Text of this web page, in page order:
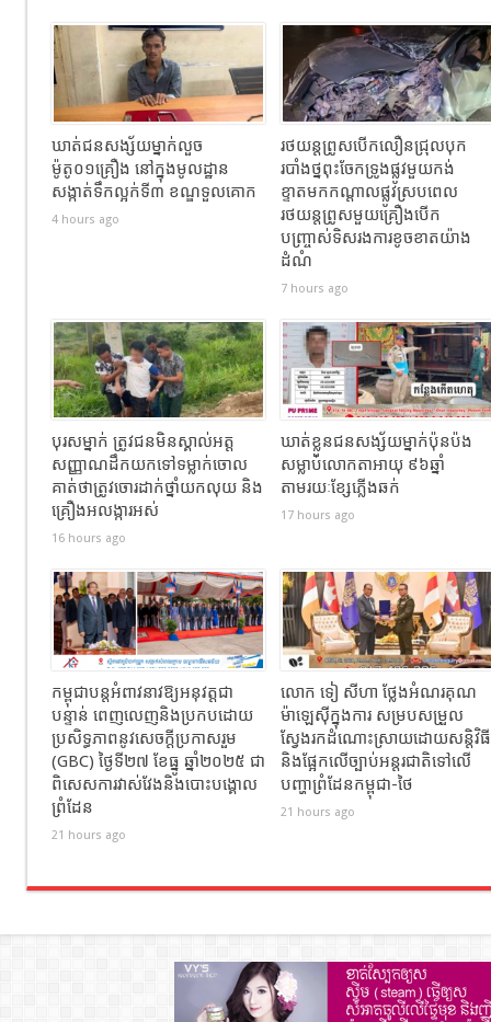
ឃាត់ជនសង្ស័យម្នាក់លួច
ម៉ូតូ០១គ្រឿង នៅក្នុងមូលដ្ឋាន
សង្កាត់ទឹកល្អក់ទី៣ ខណ្ឌទួលគោក
4 hours ago
រថយន្តព្រូសបើកលឿនជ្រុលបុក
របាំងថ្នពុះចែកទ្រូងផ្លូវមួយកង់
ខ្ទាតមកកណ្តាលផ្លូវស្របពេល
រថយន្តព្រូសមួយគ្រឿងបើក
បញ្ច្រាស់ទិសរងការខូចខាតយ៉ាង
ដំណំ
7 hours ago
បុរសម្នាក់ ត្រូវជនមិនស្គាល់អត្ត
សញ្ញាណដឹកយកទៅទម្លាក់ចោល
គាត់ថាត្រូវចោរដាក់ថ្នាំយកលុយ និង
គ្រឿងអលង្ការអស់
16 hours ago
ឃាត់ខ្លួនជនសង្ស័យម្នាក់ប៉ុនប៉ង
សម្លាប់លោកតាអាយុ ៩៦ឆ្នាំ
តាមរយៈខ្សែភ្លើងឆក់
17 hours ago
កម្ពុជាបន្តអំពាវនាវឱ្យអនុវត្តជា
បន្ទាន់ ពេញលេញនិងប្រកបដោយ
ប្រសិទ្ធភាពនូវសេចក្តីប្រកាសរួម
(GBC) ថ្ងៃទី២៧ ខែធ្នូ ឆ្នាំ២០២៥ ជា
ពិសេសការវាស់វែងនិងបោះបង្គោល
ព្រំដែន
21 hours ago
លោក ទៀ សីហា ថ្លែងអំណរគុណ
ម៉ាឡេស៊ីក្នុងការ សម្របសម្រួល
ស្វែងរកដំណោះស្រាយដោយសន្តិវិធី
និងផ្អែកលើច្បាប់អន្តរជាតិទៅលើ
បញ្ហាព្រំដែនកម្ពុជា-ថៃ
21 hours ago